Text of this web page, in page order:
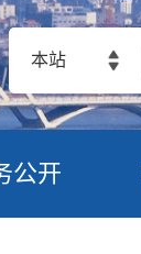
本站
公开